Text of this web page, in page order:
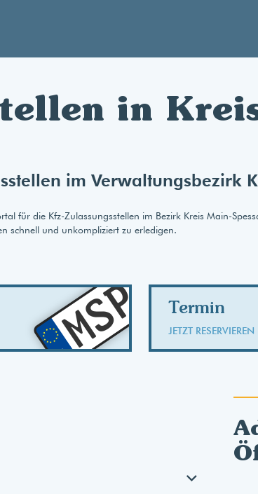
in
im Verwaltungsbezirk
für die Kfz-Zulassungsstellen im Bezirk Kreis Main-
schnell und unkompliziert zu erledigen.
MSPABTermin
JETZT RESERVIEREN